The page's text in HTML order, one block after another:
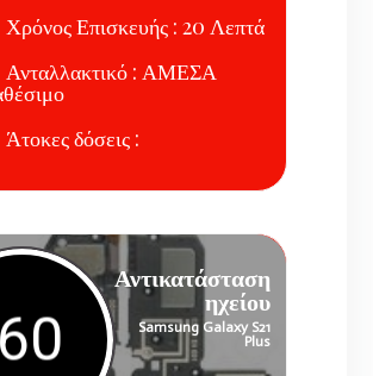
Χρόνος Επισκευής : 20 Λεπτά
Ανταλλακτικό : ΑΜΕΣΑ
Άτοκες δόσεις :
Αντικατάσταση
ηχείου
Samsung Galaxy S21
Plus
60